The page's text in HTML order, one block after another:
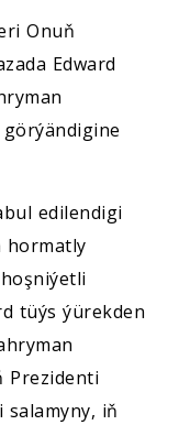
Onuň
Edward
edilendigi
hormatly
tüýs ýürekden
Prezidenti
salamyny, iň